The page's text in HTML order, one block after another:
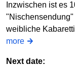
Inzwischen ist es
weibliche
more
Next date: